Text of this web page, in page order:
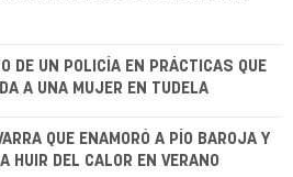
DE UN POLICÍA EN PRÁCTICAS QUE
A UNA MUJER EN TUDELA
QUE ENAMORÓ A PÍO BAROJA Y
HUIR DEL CALOR EN VERANO